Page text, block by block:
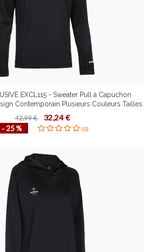
EXCL115 - Sweater Pull à Capuchon
Contemporain Plusieurs Couleurs Tailles
Confortable
42,99 € 32,24 €
‐ 25 % (0)